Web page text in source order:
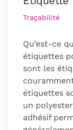
Traçabilité
Qu’est-ce
étiquettes
sont les
étiquettes
un
adhésif